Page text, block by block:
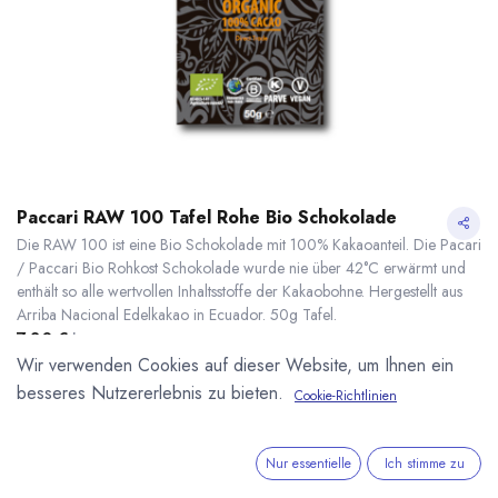
Paccari RAW 100 Tafel Rohe Bio Schokolade
Die RAW 100 ist eine Bio Schokolade mit 100% Kakaoanteil. Die Pacari
/ Paccari Bio Rohkost Schokolade wurde nie über 42°C erwärmt und
enthält so alle wertvollen Inhaltsstoffe der Kakaobohne. Hergestellt aus
Arriba Nacional Edelkakao in Ecuador. 50g Tafel.
7,80 € *
(156,00€/1 kg )
* inkl. MwST. zzgl. Versandkosten
Wir verwenden Cookies auf dieser Website, um Ihnen ein
besseres Nutzererlebnis zu bieten.
Cookie-Richtlinien
Nur essentielle Ich stimme zu